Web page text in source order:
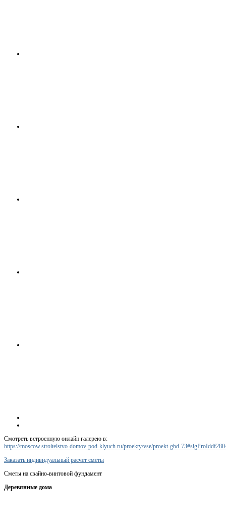
Смотреть встроенную онлайн галерею в:
https://moscow.stroitelstvo-domov-pod-klyuch.ru/proekty/vse/proekt-gbd-
Заказать индивидуальный расчет сметы
Сметы на свайно-винтовой фундамент
Деревянные дома